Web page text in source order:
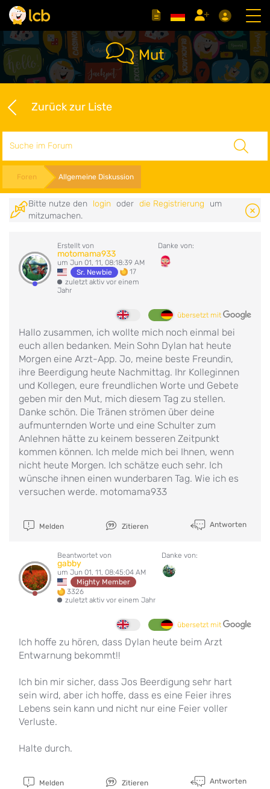
Mut
Zurück zur Liste
Foren Allgemeine Diskussion
Bitte nutze den login oder die Registrierung
um
mitzumachen.
Erstellt von
motomama933
um Jun 01, 11, 08:18:39 AM
Sr. Newbie
17
zuletzt aktiv vor einem
Jahr
Danke von:
übersetzt mit
Hallo zusammen, ich wollte mich noch einmal bei
euch allen bedanken. Mein Sohn Dylan hat heute
Morgen eine Arzt-App. Jo, meine beste Freundin,
ihre Beerdigung heute Nachmittag. Ihr Kolleginnen
und Kollegen, eure freundlichen Worte und Gebete
geben mir den Mut, mich diesem Tag zu stellen.
Danke schön. Die Tränen strömen über deine
aufmunternden Worte und eine Schulter zum
Anlehnen hätte zu keinem besseren Zeitpunkt
kommen können. Ich melde mich bei Ihnen, wenn
nicht heute Morgen. Ich schätze euch sehr. Ich
wünsche ihnen einen wunderbaren Tag. Wie ich es
versuchen werde. motomama933
Melden Zitieren Antworten
Beantwortet von
gabby
um Jun 01, 11, 08:45:04 AM
Mighty Member
3326
zuletzt aktiv vor einem Jahr
Danke von:
übersetzt mit
Ich hoffe zu hören, dass Dylan heute beim Arzt
Entwarnung bekommt!!
Ich bin mir sicher, dass Jos Beerdigung sehr hart
sein wird, aber ich hoffe, dass es eine Feier ihres
Lebens sein kann und nicht nur eine Feier voller
Verluste.
Halte durch.
Melden Zitieren Antworten